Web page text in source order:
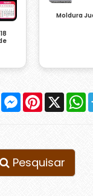
Moldura
Messenger
Pinterest
X
Pesquisar